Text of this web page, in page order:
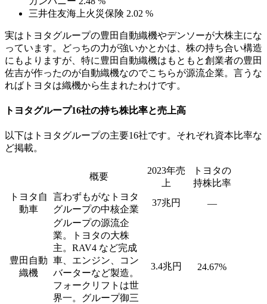
三井住友海上火災保険 2.02 %
実はトヨタグループの豊田自動織機やデンソーが大株主にな
っています。どっちの力が強いかとかは、株の持ち合い構造
にもよりますが、特に豊田自動織機はもともと創業者の豊田
佐吉が作ったのが自動織機なのでこちらが源流企業。言うな
ればトヨタは織機から生まれたわけです。
トヨタグループ16社の持ち株比率と売上高
以下はトヨタグループの主要16社です。それぞれ資本比率な
ど掲載。
概要
2023年売
上
トヨタの
持株比率
トヨタ自
動車
言わずもがなトヨタ
グループの中核企業
37兆円 —
豊田自動
織機
グループの源流企
業。トヨタの大株
主。RAV4 など完成
車、エンジン、コン
バーターなど製造。
フォークリフトは世
界一。グループ御三
3.4兆円 24.67%